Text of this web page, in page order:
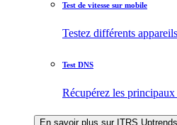
Test de vitesse sur mobile
Testez différents
Test DNS
Récupérez les
En savoir plus sur ITRS Uptrends